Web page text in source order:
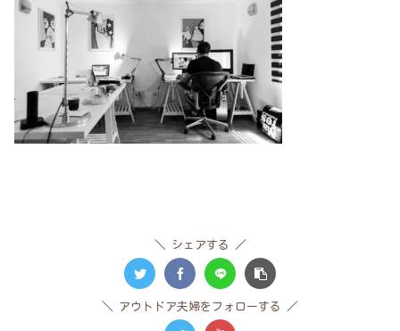
シェアする
アウトドア夫婦をフォローする